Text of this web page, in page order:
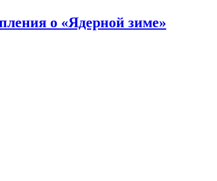
о «Ядерной зиме»